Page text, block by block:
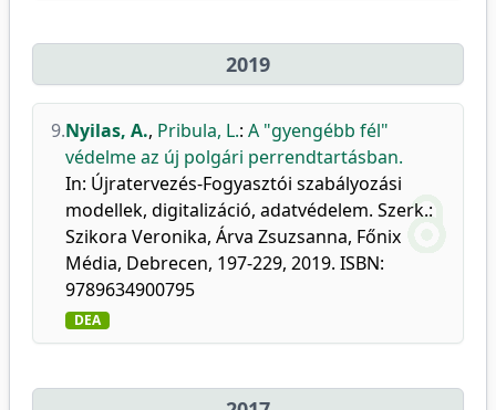
2019
9.Nyilas, A., Pribula, L.: A "gyengébb fél"
védelme az új polgári perrendtartásban.
In: Újratervezés-Fogyasztói szabályozási
modellek, digitalizáció, adatvédelem. Szerk.:
Szikora Veronika, Árva Zsuzsanna, Főnix
Média, Debrecen, 197-229, 2019. ISBN:
9789634900795
DEA